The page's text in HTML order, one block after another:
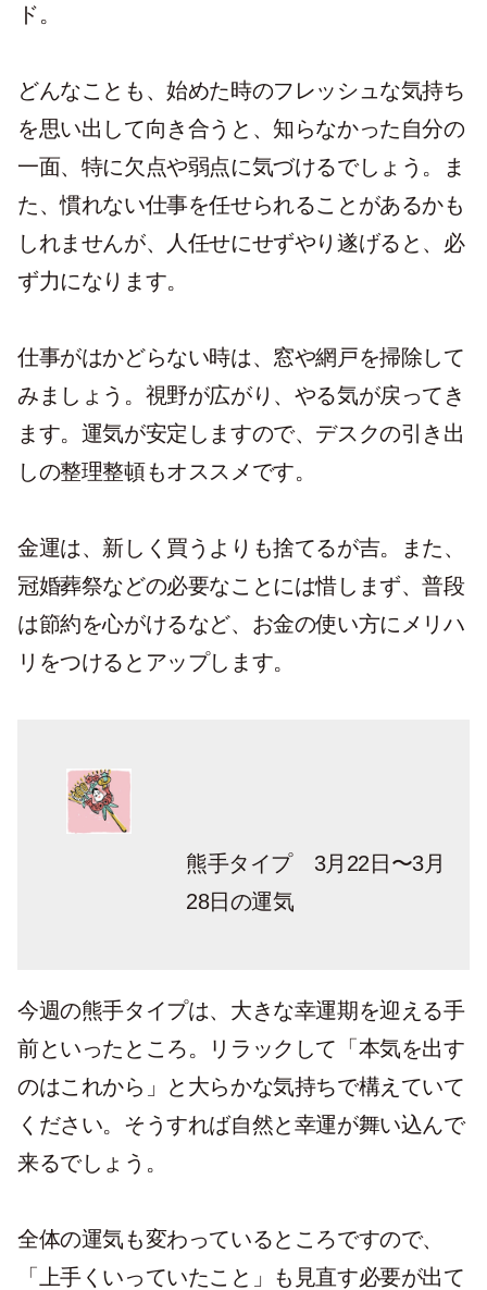
ド。
どんなことも、始めた時のフレッシュな気持ち
を思い出して向き合うと、知らなかった自分の
一面、特に欠点や弱点に気づけるでしょう。ま
た、慣れない仕事を任せられることがあるかも
しれませんが、人任せにせずやり遂げると、必
ず力になります。
仕事がはかどらない時は、窓や網戸を掃除して
みましょう。視野が広がり、やる気が戻ってき
ます。運気が安定しますので、デスクの引き出
しの整理整頓もオススメです。
金運は、新しく買うよりも捨てるが吉。また、
冠婚葬祭などの必要なことには惜しまず、普段
は節約を心がけるなど、お金の使い方にメリハ
リをつけるとアップします。
熊手タイプ 3月22日〜3月
28日の運気
今週の熊手タイプは、大きな幸運期を迎える手
前といったところ。リラックして「本気を出す
のはこれから」と大らかな気持ちで構えていて
ください。そうすれば自然と幸運が舞い込んで
来るでしょう。
全体の運気も変わっているところですので、
「上手くいっていたこと」も見直す必要が出て